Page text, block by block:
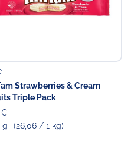
Strawberries & Cream
Triple Pack
€
g
(26,06 / 1 kg)